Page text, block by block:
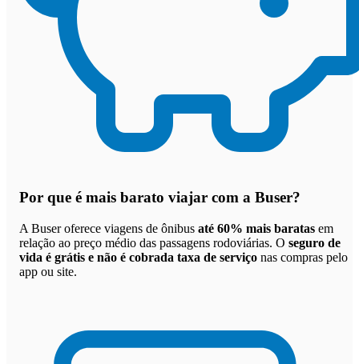
Por que é mais barato viajar com a Buser?
A Buser oferece viagens de ônibus até 60% mais baratas em
relação ao preço médio das passagens rodoviárias. O seguro de
vida é grátis e não é cobrada taxa de serviço nas compras pelo
app ou site.